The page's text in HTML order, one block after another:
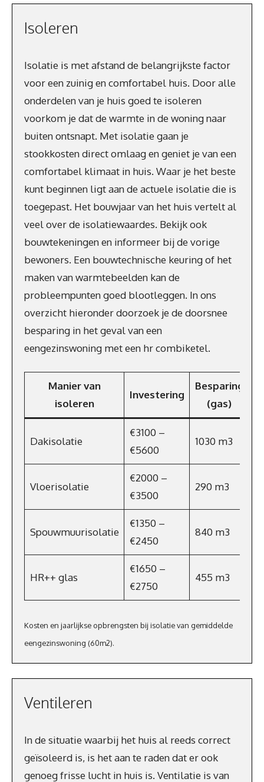
Isoleren
Isolatie is met afstand de belangrijkste factor
voor een zuinig en comfortabel huis. Door alle
onderdelen van je huis goed te isoleren
voorkom je dat de warmte in de woning naar
buiten ontsnapt. Met isolatie gaan je
stookkosten direct omlaag en geniet je van een
comfortabel klimaat in huis. Waar je het beste
kunt beginnen ligt aan de actuele isolatie die is
toegepast. Het bouwjaar van het huis vertelt al
veel over de isolatiewaardes. Bekijk ook
bouwtekeningen en informeer bij de vorige
bewoners. Een bouwtechnische keuring of het
maken van warmtebeelden kan de
probleempunten goed blootleggen. In ons
overzicht hieronder doorzoek je de doorsnee
besparing in het geval van een
eengezinswoning met een hr combiketel.
Manier van
isoleren
Investering
Besparing
(gas)
Dakisolatie
€3100 –
€5600
1030 m3
Vloerisolatie
€2000 –
€3500
290 m3
Spouwmuurisolatie
€1350 –
€2450
840 m3
HR++ glas
€1650 –
€2750
455 m3
Kosten en jaarlijkse opbrengsten bij isolatie van gemiddelde
eengezinswoning (60m2).
Ventileren
In de situatie waarbij het huis al reeds correct
geïsoleerd is, is het aan te raden dat er ook
genoeg frisse lucht in huis is. Ventilatie is van